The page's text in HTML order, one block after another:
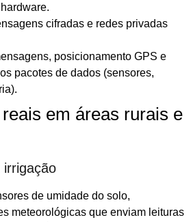
cifradas e redes privadas
posicionamento GPS e
pacotes de dados (sensores,
em áreas rurais e
de umidade do solo,
meteorológicas que enviam leituras